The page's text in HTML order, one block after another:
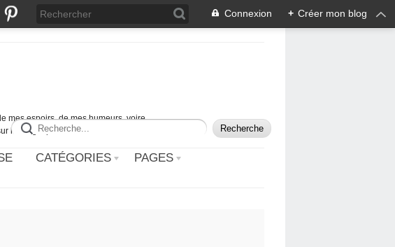
Connexion + Créer mon blog
mes espoirs, de mes humeurs, voire
la Blogosphère.
CATÉGORIES
PAGES